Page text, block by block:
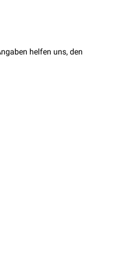
im Lungenkreislauf
helfen uns, den